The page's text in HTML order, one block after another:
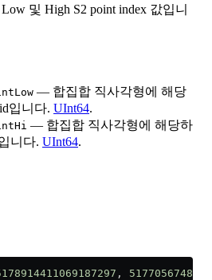
및 High S2 point index 값입니
— 합집합 직사각형에 해당
입니다. UInt64.
— 합집합 직사각형에 해당하
니다. UInt64.
,